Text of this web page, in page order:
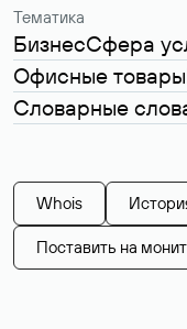
Тематика
БизнесСфера
Офисные товары
Словарные
Whois
Поставить на